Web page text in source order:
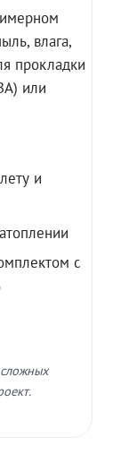
влага,
прокладки
или
и
с